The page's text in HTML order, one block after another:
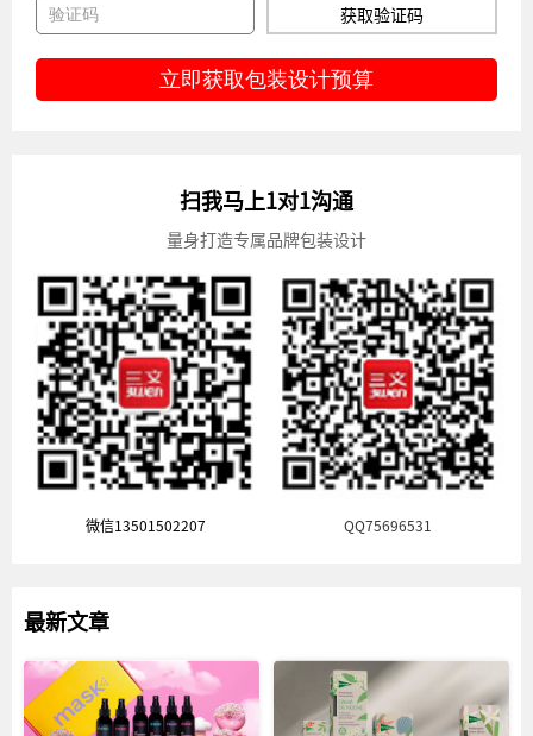
获取验证码
立即获取包装设计预算
扫我马上1对1沟通
量身打造专属品牌包装设计
微信13501502207 QQ75696531
最新文章